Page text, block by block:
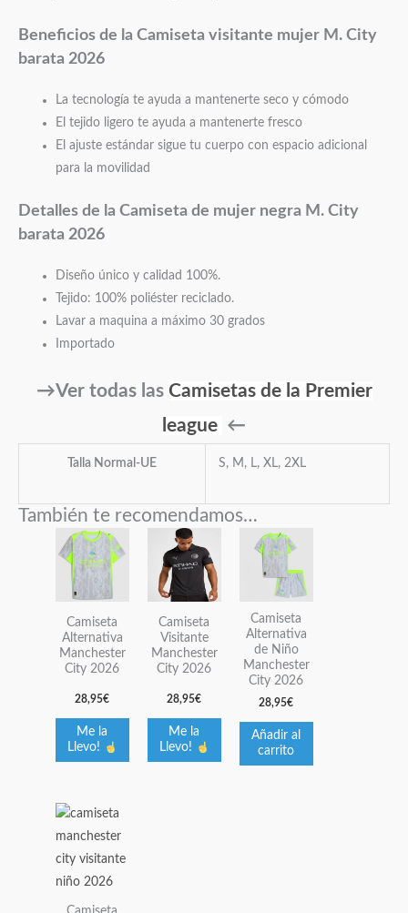
Beneficios de la Camiseta visitante mujer M. City
barata 2026
La tecnología te ayuda a mantenerte seco y cómodo
El tejido ligero te ayuda a mantenerte fresco
El ajuste estándar sigue tu cuerpo con espacio adicional
para la movilidad
Detalles de la Camiseta de mujer negra M. City
barata 2026
Diseño único y calidad 100%.
Tejido: 100% poliéster reciclado.
Lavar a maquina a máximo 30 grados
Importado
→Ver todas las Camisetas de la Premier
league ←
Talla Normal-UE S, M, L, XL, 2XL
También te recomendamos…
Camiseta
Alternativa
Manchester
City 2026
28,95€
Me la
Llevo!
Este
producto
tiene
variantes.
Las
opciones
se
pueden
elegir
en
página
de
producto
Camiseta
Visitante
Manchester
City 2026
28,95€
Me la
Llevo!
Este
producto
tiene
variantes.
Las
opciones
se
pueden
elegir
en
Camiseta
Alternativa
de Niño
Manchester
City 2026
28,95€
Añadir al
carrito
Este
producto
tiene
múltiples
variantes.